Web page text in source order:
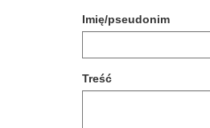
Imię/pseudonim
Treść